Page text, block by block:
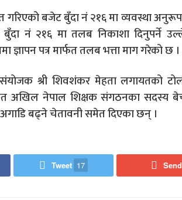
गरिएको बजेट बुँदा नं २१६ मा व्यवस्था
बुँदा नं २१६ मा तलब निकाशा दिनुपर्ने
ज्ञापन पत्र मार्फत तलब भत्ता माग गरेको छ ।
श्री शिवशंकर मेहता लगायतको
अखिल नेपाल शिक्षक संगठनका सदस्य
बढ्ने चेतावनी समेत दिएका छन् ।
Tweet 17 Send